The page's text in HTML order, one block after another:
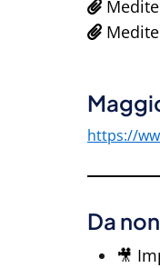
https://
Da
🎥